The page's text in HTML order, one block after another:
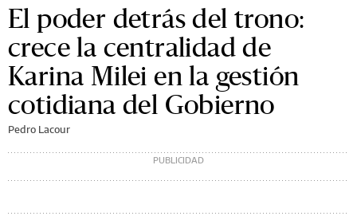
El poder detrás del trono:
crece la centralidad de
Karina Milei en la gestión
cotidiana del Gobierno
Pedro Lacour